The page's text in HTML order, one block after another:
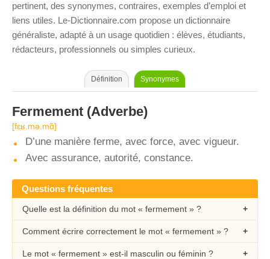
pertinent, des synonymes, contraires, exemples d’emploi et
liens utiles. Le-Dictionnaire.com propose un dictionnaire
généraliste, adapté à un usage quotidien : élèves, étudiants,
rédacteurs, professionnels ou simples curieux.
Définition Synonymes
Fermement (Adverbe)
[fɛʁ.mə.mɑ̃]
D’une manière ferme, avec force, avec vigueur.
Avec assurance, autorité, constance.
Questions fréquentes
Quelle est la définition du mot « fermement » ?
Comment écrire correctement le mot « fermement » ?
Le mot « fermement » est-il masculin ou féminin ?